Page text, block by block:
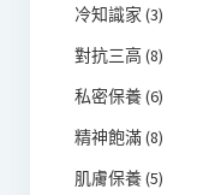
冷知識家 (3)
對抗三高(8)
私密保養(6)
精神飽滿(8)
肌膚保養(5)